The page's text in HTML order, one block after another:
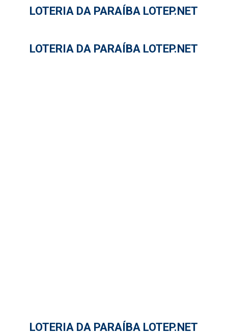
LOTERIA DA PARAÍBA LOTEP.NET
LOTERIA DA PARAÍBA LOTEP.NET
LOTERIA DA PARAÍBA LOTEP.NET